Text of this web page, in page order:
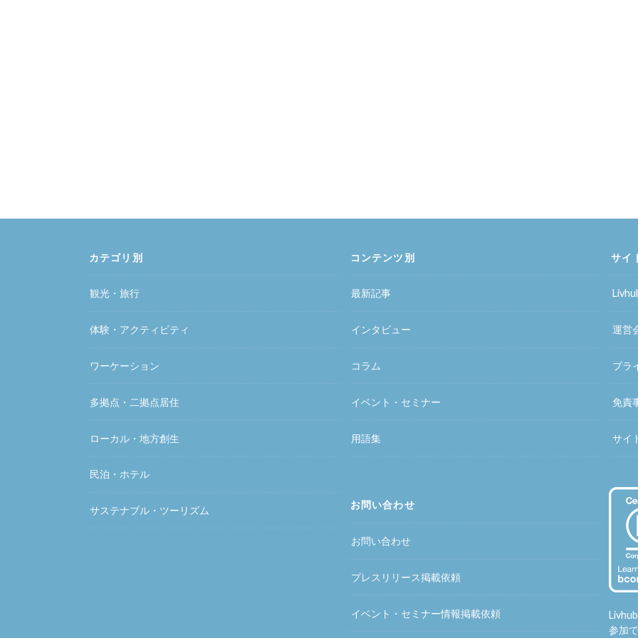
カテゴリ別
観光・旅行
体験・アクティビティ
ワーケーション
多拠点・二拠点居住
ローカル・地方創生
民泊・ホテル
サステナブル・ツーリズム
コンテンツ別
最新記事
インタビュー
コラム
イベント・セミナー
用語集
お問い合わせ
お問い合わせ
プレスリリース掲載依頼
イベント・セミナー情報掲載依頼
サイ
運営
プラ
免責
サイ
参加